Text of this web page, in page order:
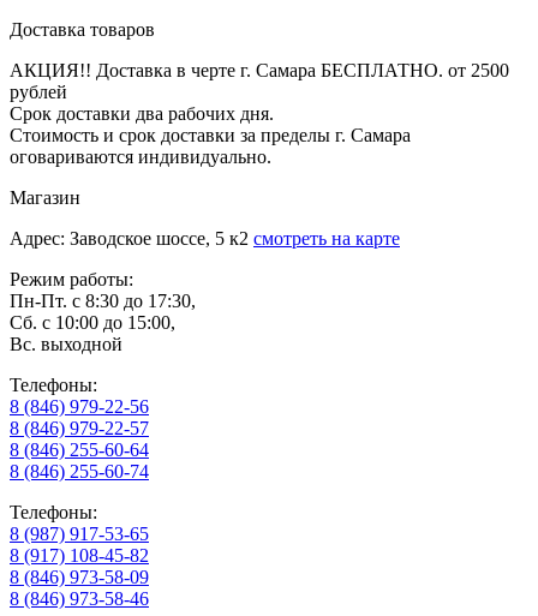
Доставка товаров
АКЦИЯ!! Доставка в черте г. Самара БЕСПЛАТНО. от 2500
рублей
Срок доставки два рабочих дня.
Стоимость и срок доставки за пределы г. Самара
оговариваются индивидуально.
Магазин
Адрес: Заводское шоссе, 5 к2 смотреть на карте
Режим работы:
Пн-Пт. с 8:30 до 17:30,
Сб. с 10:00 до 15:00,
Вс. выходной
Телефоны:
8 (846) 979-22-56
8 (846) 979-22-57
8 (846) 255-60-64
8 (846) 255-60-74
Телефоны:
8 (987) 917-53-65
8 (917) 108-45-82
8 (846) 973-58-09
8 (846) 973-58-46